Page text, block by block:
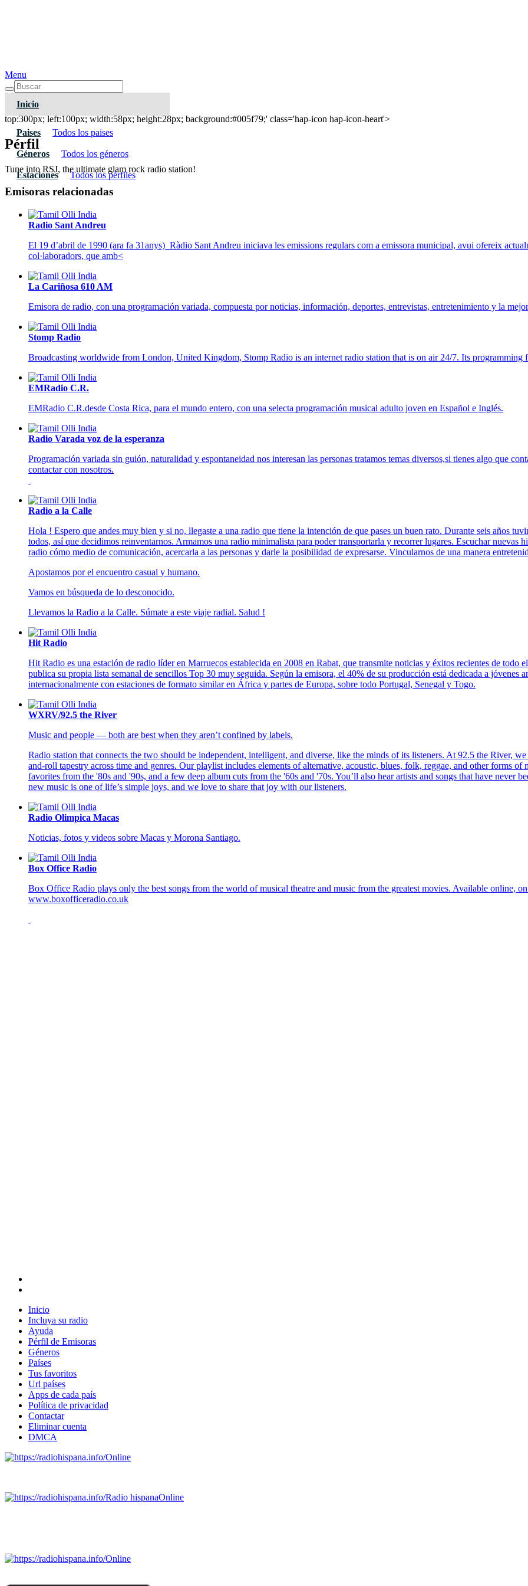
Menu
Inicio
Paises Todos los paises
Géneros Todos los géneros
Estaciones Todos los pérfiles
RSJ
top:300px; left:100px; width:58px; height:28px; background:#005f79;' class='hap-icon hap-icon-heart'>
Pérfil
Tune into RSJ, the ultimate glam rock radio station!
Emisoras relacionadas
Radio Sant Andreu
El 19 d’abril de 1990 (ara fa 31anys) Ràdio Sant Andreu iniciava les emissions regulars com a emissora municipal, avui ofereix
col·laboradors, que amb<
La Cariñosa 610 AM
Emisora de radio, con una programación variada, compuesta por noticias, información, deportes, entrevistas, entretenimiento y la
Stomp Radio
Broadcasting worldwide from London, United Kingdom, Stomp Radio is an internet radio station that is on air 24/7. Its programming
EMRadio C.R.
EMRadio C.R.desde Costa Rica, para el mundo entero, con una selecta programación musical adulto joven en Español e Inglés.
Radio Varada voz de la esperanza
Programación variada sin guión, naturalidad y espontaneidad nos interesan las personas tratamos temas diversos,si tienes algo que
contactar con nosotros.
Radio a la Calle
Hola ! Espero que andes muy bien y si no, llegaste a una radio que tiene la intención de que pases un buen rato. Durante seis años
todos, así que decidimos reinventarnos. Armamos una radio minimalista para poder transportarla y recorrer lugares. Escuchar nuevas
radio cómo medio de comunicación, acercarla a las personas y darle la posibilidad de expresarse. Vincularnos de una manera
Apostamos por el encuentro casual y humano.
Vamos en búsqueda de lo desconocido.
Llevamos la Radio a la Calle. Súmate a este viaje radial. Salud !
Hit Radio
Hit Radio es una estación de radio líder en Marruecos establecida en 2008 en Rabat, que transmite noticias y éxitos recientes de todo
publica su propia lista semanal de sencillos Top 30 muy seguida. Según la emisora, el 40% de su producción está dedicada a jóvenes
internacionalmente con estaciones de formato similar en África y partes de Europa, sobre todo Portugal, Senegal y Togo.
WXRV/92.5 the River
Music and people — both are best when they aren’t confined by labels.
Radio station that connects the two should be independent, intelligent, and diverse, like the minds of its listeners. At 92.5 the River,
and-roll tapestry across time and genres. Our playlist includes elements of alternative, acoustic, blues, folk, reggae, and other forms of
favorites from the '80s and '90s, and a few deep album cuts from the '60s and '70s. You’ll also hear artists and songs that have never
new music is one of life’s simple joys, and we love to share that joy with our listeners.
Radio Olimpica Macas
Noticias, fotos y videos sobre Macas y Morona Santiago.
Box Office Radio
Box Office Radio plays only the best songs from the world of musical theatre and music from the greatest movies. Available online,
www.boxofficeradio.co.uk
Inicio
Incluya su radio
Ayuda
Pérfil de Emisoras
Géneros
Países
Tus favoritos
Url países
Apps de cada país
Política de privacidad
Contactar
Eliminar cuenta
DMCA
Online
Radio hispanaOnline
Online